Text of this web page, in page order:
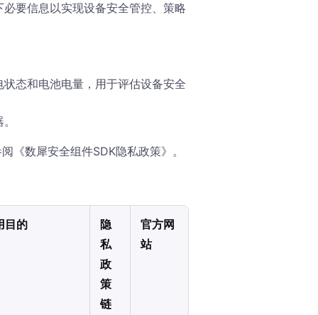
要信息以实现设备安全管控、策略
态和电池电量，用于评估设备安全
《数犀安全组件SDK隐私政策》。
目的
隐
私
政
策
链
官方网
站